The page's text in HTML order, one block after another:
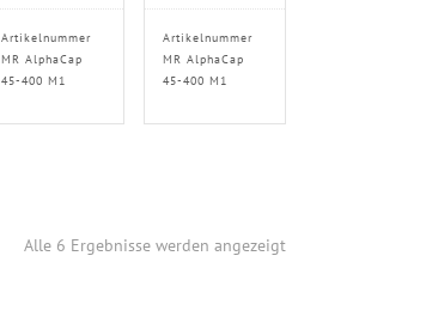
Artikelnummer
MR AlphaCap
45-400 M1
Artikelnummer
MR AlphaCap
45-400 M1
Alle 6 Ergebnisse werden angezeigt